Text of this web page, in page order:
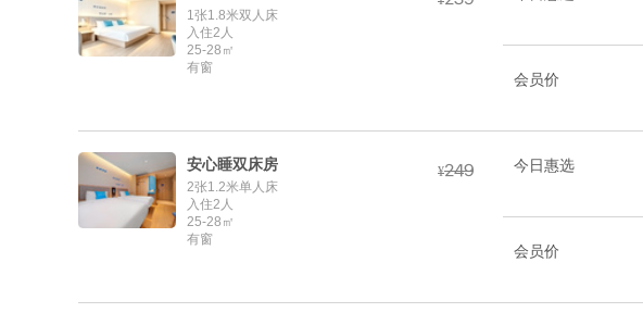
1张1.8米双人床
入住2人
25-28㎡
有窗
会员价
安心睡双床房
2张1.2米单人床
入住2人
25-28㎡
有窗
¥ 今日惠选
会员价